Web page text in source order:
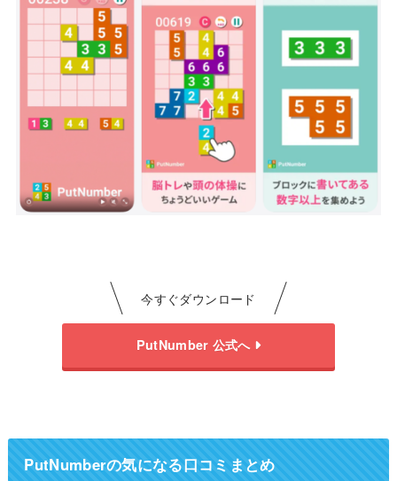
今すぐダウンロード
PutNumber 公式へ
PutNumberの気になる口コミまとめ